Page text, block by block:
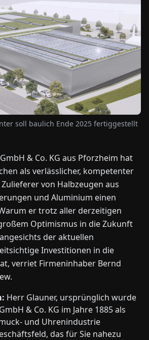
soll baulich Ende 2025 fertiggestellt
& Co. KG aus Pforzheim hat
als verlässlicher, kompetenter
von Halbzeugen aus
und Aluminium einen
er trotz aller derzeitigen
Optimismus in die Zukunft
der aktuellen
Investitionen in die
verriet Firmeninhaber Bernd
Herr Glauner, ursprünglich wurde
& Co. KG im Jahre 1885 als
und Uhrenindustrie
das für Sie nahezu